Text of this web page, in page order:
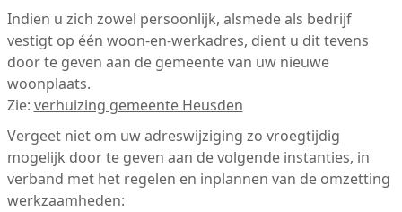
Indien u zich zowel persoonlijk, alsmede als bedrijf
vestigt op één woon-en-werkadres, dient u dit tevens
door te geven aan de gemeente van uw nieuwe
woonplaats.
Zie: verhuizing gemeente Heusden
Vergeet niet om uw adreswijziging zo vroegtijdig
mogelijk door te geven aan de volgende instanties, in
verband met het regelen en inplannen van de omzetting
werkzaamheden: